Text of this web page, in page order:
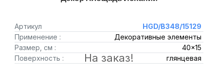
Артикул
HGD/B348/15129
Применение :
Декоративные элементы
Размер, см :
40x15
Поверхность :
глянцевая
На заказ!